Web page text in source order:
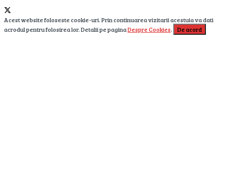
Acest website foloseste cookie-uri. Prin continuarea vizitarii acestuia va dati
acrodul pentru folosirea lor. Detalii pe paginaDespre Cookies. De acord